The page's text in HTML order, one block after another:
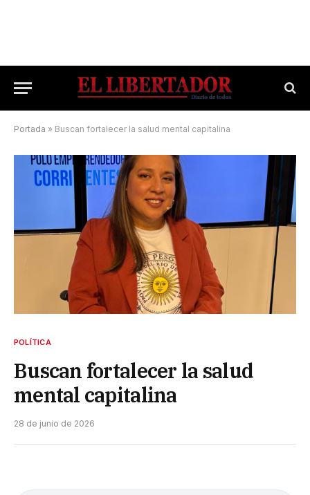
Portada » Buscan fortalecer la salud mental capitalina
POLÍTICA
Buscan fortalecer la salud
mental capitalina
28 de junio de 2026